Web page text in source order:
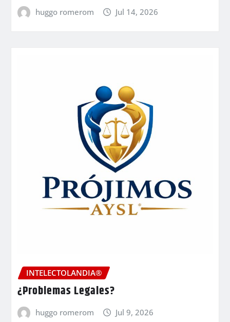
huggo romerom Jul 14, 2026
INTELECTOLANDIA®
¿Problemas Legales?
huggo romerom Jul 9, 2026